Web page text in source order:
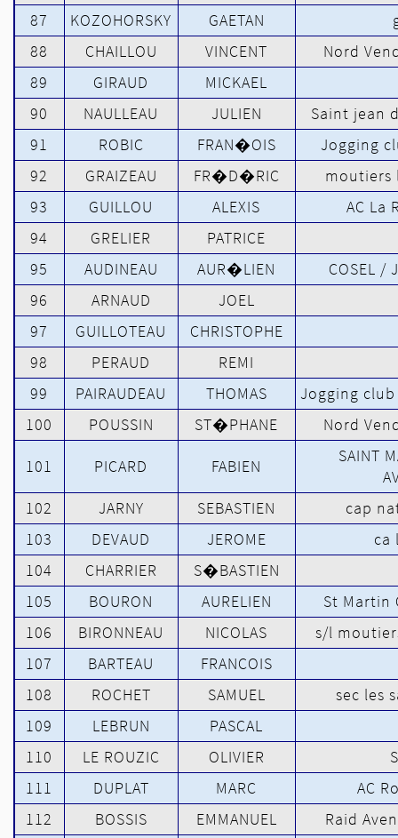
87
KOZOHORSKY GAETAN
88
CHAILLOU VINCENT
Nord
89
GIRAUD
MICKAEL
90
NAULLEAU JULIEN
Saint jean
91
ROBIC FRAN�OIS
Jogging
92
GRAIZEAU FR�D�RIC
moutiers
93
GUILLOU ALEXIS
AC La
94
GRELIER
PATRICE
95
AUDINEAU AUR�LIEN
COSEL /
96
ARNAUD
JOEL
97
GUILLOTEAU
CHRISTOPHE
98
PERAUD
REMI
99
PAIRAUDEAU THOMAS
Jogging
100
POUSSIN ST�PHANE Nord
101 PICARD FABIEN
SAINT
102
JARNY SEBASTIEN
cap
103
DEVAUD JEROME
ca
104
CHARRIER
S�BASTIEN
105
BOURON AURELIEN
St Martin
106
BIRONNEAU NICOLAS
s/l
107
BARTEAU
FRANCOIS
108
ROCHET SAMUEL
sec les
109
LEBRUN
PASCAL
110
LE ROUZIC OLIVIER
111
DUPLAT MARC
AC
112
BOSSIS EMMANUEL
Raid